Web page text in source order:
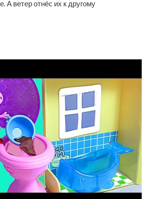
А ветер отнёс их к другому